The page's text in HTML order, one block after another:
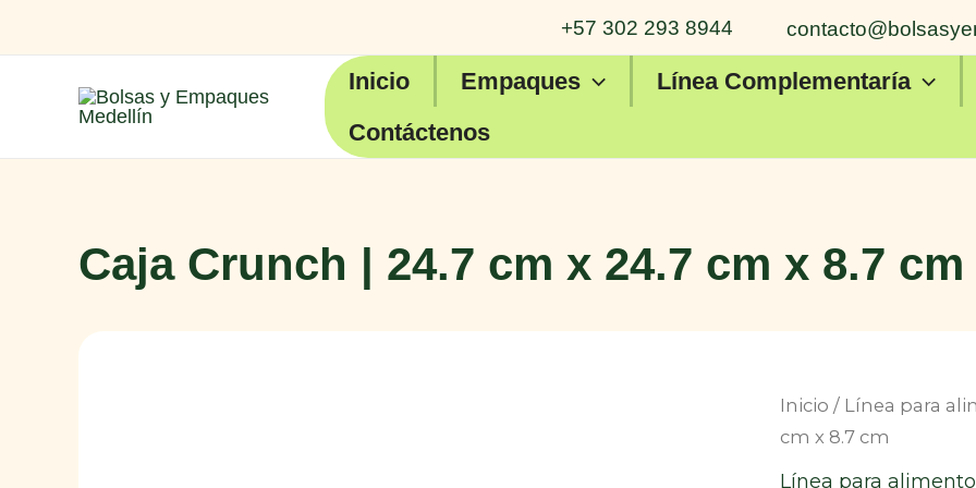
+57 302 293 8944
Inicio Empaques
Línea Complementaría
Contáctenos
Caja Crunch | 24.7 cm x 24.7 cm x 8.7 cm
Inicio / Línea para
cm x 8.7 cm
Línea para